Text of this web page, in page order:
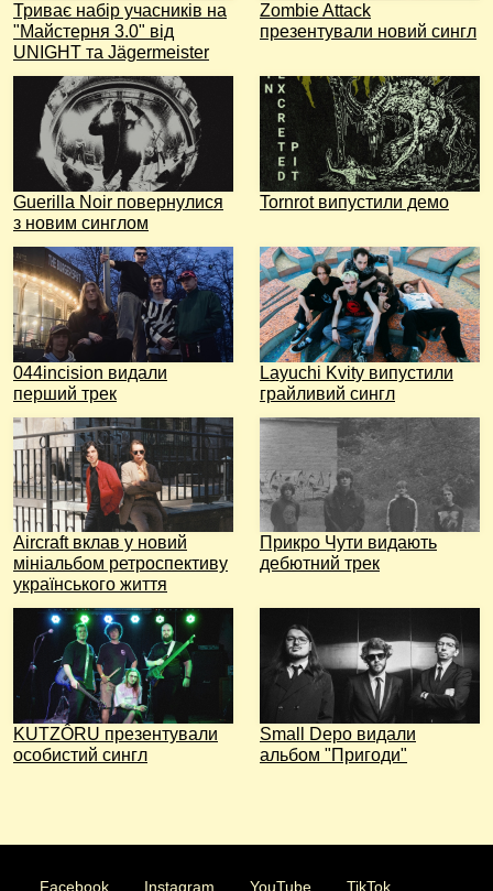
Триває набір учасників на
"Майстерня 3.0" від
UNIGHT та Jägermeister
Zombie Attack
презентували новий сингл
Guerilla Noir повернулися
з новим синглом
Tornrot випустили демо
044incision видали
перший трек
Layuchi Kvity випустили
грайливий сингл
Aircraft вклав у новий
мініальбом ретроспективу
українського життя
Прикро Чути видають
дебютний трек
KUTZÔRU презентували
особистий сингл
Small Depo видали
альбом "Пригоди"
Facebook Instagram YouTube TikTok